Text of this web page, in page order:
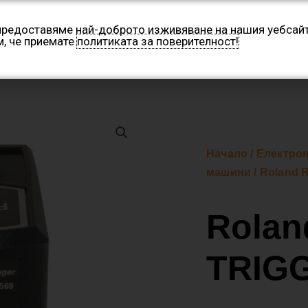
Производители Контакти
Начало /
машини / Roland
най-доброто изживяване на нашия
че приематеполитиката за поверителност!